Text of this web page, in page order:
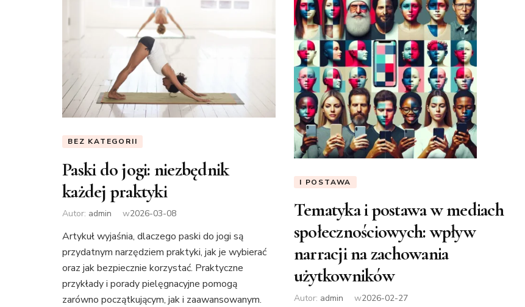
BEZ KATEGORII
Paski do jogi: niezbędnik
każdej praktyki
Autor: admin w2026-03-08
Artykuł wyjaśnia, dlaczego paski do jogi są
przydatnym narzędziem praktyki, jak je wybierać
oraz jak bezpiecznie korzystać. Praktyczne
przykłady i porady pielęgnacyjne pomogą
zarówno początkującym, jak i zaawansowanym.
I POSTAWA
Tematyka i postawa w mediach
społecznościowych: wpływ
narracji na zachowania
użytkowników
Autor: admin w2026-02-27